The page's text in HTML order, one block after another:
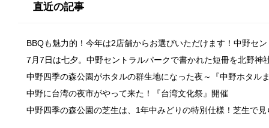
直近の記事
BBQも魅力的！今年は2店舗からお選びいただけます！中野セ
7月7日は七夕。中野セントラルパークで書かれた短冊を北野神
中野四季の森公園がホタルの群生地になった夜～『中野ホタル
中野に台湾の夜市がやって来た！『台湾文化祭』開催
中野四季の森公園の芝生は、1年中みどりの特別仕様！芝生で